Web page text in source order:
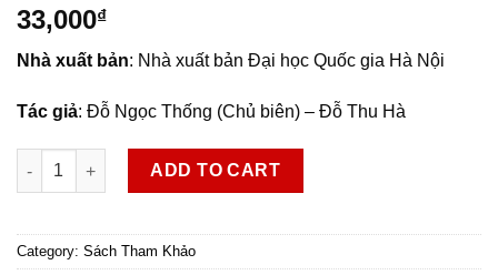
33,000₫
Nhà xuất bản: Nhà xuất bản Đại học Quốc gia Hà Nội
Tác giả: Đỗ Ngọc Thống (Chủ biên) – Đỗ Thu Hà
Vở bài tập Ngữ văn 7, tập hai quantity
ADD TO CART
Category: Sách Tham Khảo